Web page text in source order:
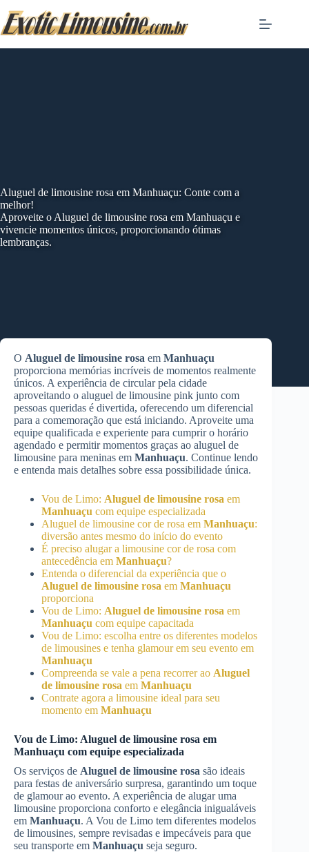
to
content
Aluguel de limousine rosa em Manhuaçu: Conte com a
melhor!
Aproveite o Aluguel de limousine rosa em Manhuaçu e
vivencie momentos únicos, proporcionando ótimas
lembranças.
O Aluguel de limousine rosa em Manhuaçu
proporciona memórias incríveis de momentos realmente
únicos. A experiência de circular pela cidade
aproveitando o aluguel de limousine pink junto com
pessoas queridas é divertida, oferecendo um diferencial
para a comemoração que está iniciando. Aproveite uma
equipe qualificada e experiente para cumprir o horário
agendado e permitir momentos graças ao aluguel de
limousine para meninas em Manhuaçu. Continue lendo
e entenda mais detalhes sobre essa possibilidade única.
Vou de Limo: Aluguel de limousine rosa em
Manhuaçu com equipe especializada
Aluguel de limousine cor de rosa em Manhuaçu:
diversão antes mesmo do início do evento
É preciso alugar a limousine cor de rosa com
antecedência em Manhuaçu?
Entenda o diferencial da experiência que o
Aluguel de limousine rosa em Manhuaçu
proporciona
Vou de Limo: Aluguel de limousine rosa em
Manhuaçu com equipe capacitada
Vou de Limo: escolha entre os diferentes modelos
de limousines e tenha glamour em seu evento em
Manhuaçu
Compreenda se vale a pena recorrer ao Aluguel
de limousine rosa em Manhuaçu
Contrate agora a limousine ideal para seu
momento em Manhuaçu
Vou de Limo: Aluguel de limousine rosa em
Manhuaçu com equipe especializada
Os serviços de Aluguel de limousine rosa são ideais
para festas de aniversário surpresa, garantindo um toque
de glamour ao evento. A experiência de alugar uma
limousine proporciona conforto e elegância inigualáveis
em Manhuaçu. A Vou de Limo tem diferentes modelos
de limousines, sempre revisadas e impecáveis para que
seu transporte em Manhuaçu seja seguro.